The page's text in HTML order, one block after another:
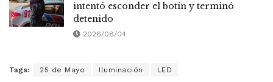
intentó esconder el botín y terminó
detenido
2026/08/04
Tags: 25 de Mayo Iluminación LED